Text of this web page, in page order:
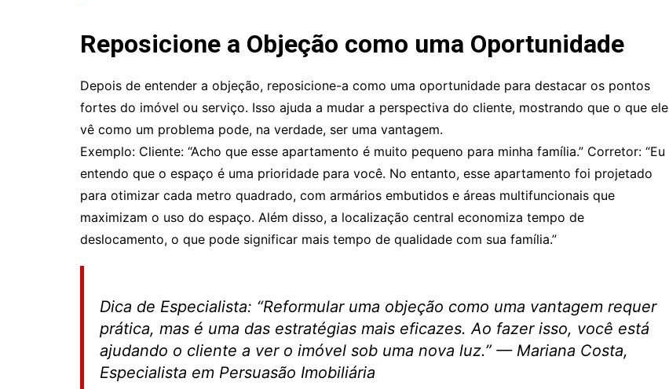
Reposicione a Objeção como uma Oportunidade
Depois de entender a objeção, reposicione-a como uma oportunidade para destacar os pontos
fortes do imóvel ou serviço. Isso ajuda a mudar a perspectiva do cliente, mostrando que o que ele
vê como um problema pode, na verdade, ser uma vantagem.
Exemplo: Cliente: “Acho que esse apartamento é muito pequeno para minha família.” Corretor: “Eu
entendo que o espaço é uma prioridade para você. No entanto, esse apartamento foi projetado
para otimizar cada metro quadrado, com armários embutidos e áreas multifuncionais que
maximizam o uso do espaço. Além disso, a localização central economiza tempo de
deslocamento, o que pode significar mais tempo de qualidade com sua família.”
Dica de Especialista: “Reformular uma objeção como uma vantagem requer
prática, mas é uma das estratégias mais eficazes. Ao fazer isso, você está
ajudando o cliente a ver o imóvel sob uma nova luz.” — Mariana Costa,
Especialista em Persuasão Imobiliária